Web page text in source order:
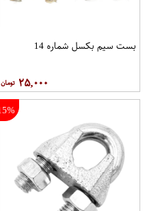
بست سیم بکسل شماره 14
۲۵,۰۰۰